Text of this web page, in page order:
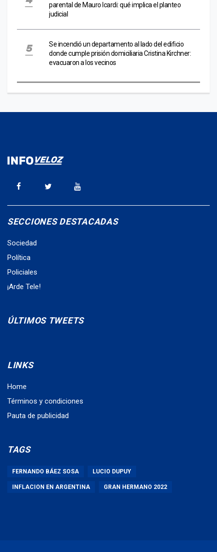
parental de Mauro Icardi: qué implica el planteo
judicial
Se incendió un departamento al lado del edificio
donde cumple prisión domiciliaria Cristina Kirchner:
evacuaron a los vecinos
SECCIONES DESTACADAS
Sociedad
Política
Policiales
¡Arde Tele!
ÚLTIMOS TWEETS
LINKS
Home
Términos y condiciones
Pauta de publicidad
TAGS
FERNANDO BÁEZ SOSA LUCIO DUPUY
INFLACION EN ARGENTINA GRAN HERMANO 2022